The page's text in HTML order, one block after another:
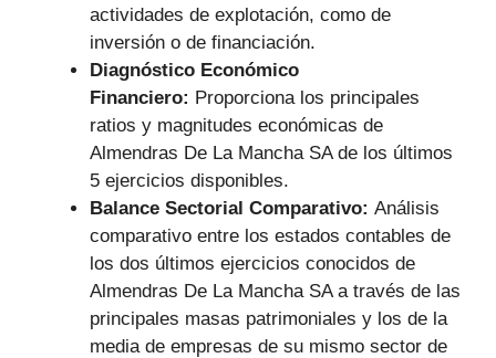
actividades de explotación, como de
inversión o de financiación.
Diagnóstico Económico
Financiero: Proporciona los principales
ratios y magnitudes económicas de
Almendras De La Mancha SA de los últimos
5 ejercicios disponibles.
Balance Sectorial Comparativo: Análisis
comparativo entre los estados contables de
los dos últimos ejercicios conocidos de
Almendras De La Mancha SA a través de las
principales masas patrimoniales y los de la
media de empresas de su mismo sector de